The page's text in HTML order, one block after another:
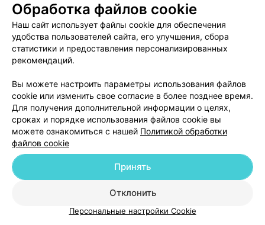
пеленании у Юлии. Класс) Сама процедура проходит
на косметике Styx, кто знает- тот поймет) хороший
лимфодреннажный эффект, пару сантиметров ушло с
бедер и живота после первой процедуры. Отдельное
спасибо за внимательное отношение к клиентам!
Приду еще!
Записаться онлайн
1 2 3 4 5 6
Добавить специалиста
Обработка файлов cookie
Наш сайт использует файлы cookie для обеспечения
удобства пользователей сайта, его улучшения, сбора
статистики и предоставления персонализированных
рекомендаций.
Вы можете настроить параметры использования файлов
cookie или изменить свое согласие в более позднее время.
Для получения дополнительной информации о целях,
сроках и порядке использования файлов cookie вы
можете ознакомиться с нашей Политикой обработки
файлов cookie
Отклонить
Принять
Персональные настройки Cookie